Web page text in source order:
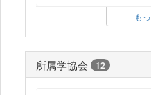
も
所属学協会 12